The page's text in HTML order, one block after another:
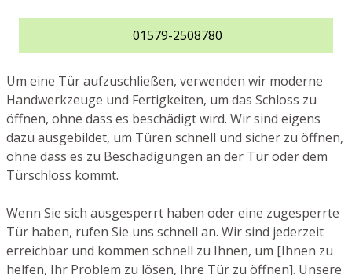
01579-2508780
Um eine Tür aufzuschließen, verwenden wir moderne
Handwerkzeuge und Fertigkeiten, um das Schloss zu
öffnen, ohne dass es beschädigt wird. Wir sind eigens
dazu ausgebildet, um Türen schnell und sicher zu öffnen,
ohne dass es zu Beschädigungen an der Tür oder dem
Türschloss kommt.
Wenn Sie sich ausgesperrt haben oder eine zugesperrte
Tür haben, rufen Sie uns schnell an. Wir sind jederzeit
erreichbar und kommen schnell zu Ihnen, um [Ihnen zu
helfen, Ihr Problem zu lösen, Ihre Tür zu öffnen]. Unsere